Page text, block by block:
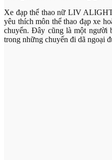
Xe đạp thể thao nữ LIV
yêu thích môn thể thao đạp xe
chuyển. Đây cũng là một người
trong những chuyến đi dã ngoại